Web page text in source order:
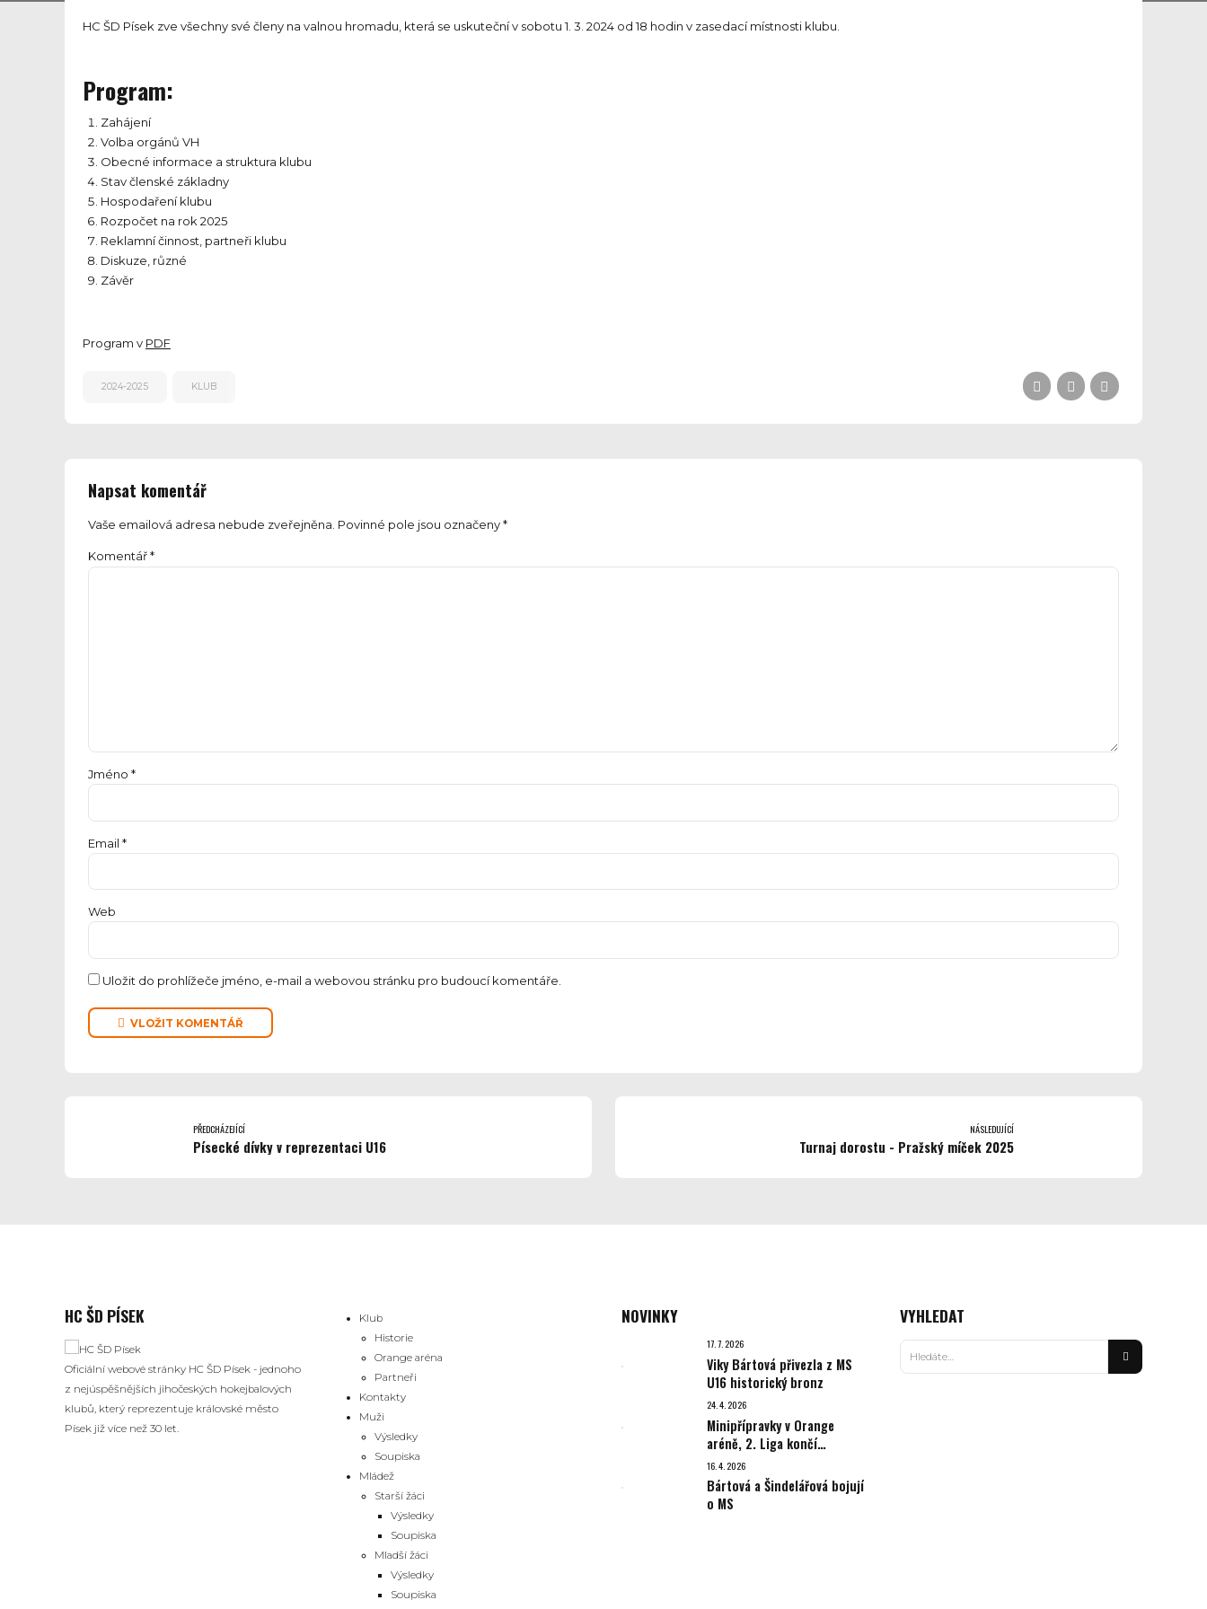
HC ŠD Písek zve všechny své členy na valnou hromadu, která se uskuteční v sobotu 1. 3. 2024 od 18 hodin v zasedací místnosti klubu.
Program:
Zahájení
Volba orgánů VH
Obecné informace a struktura klubu
Stav členské základny
Hospodaření klubu
Rozpočet na rok 2025
Reklamní činnost, partneři klubu
Diskuze, různé
Závěr
Program v PDF
2024-2025 KLUB
Napsat komentář
Vaše emailová adresa nebude zveřejněna. Povinné pole jsou označeny *
Komentář*
Jméno *
Email *
Web
Uložit do prohlížeče jméno, e-mail a webovou stránku pro budoucí komentáře.
VLOŽIT KOMENTÁŘ
PŘEDCHÁZEJÍCÍ
Písecké dívky v reprezentaci U16
NÁSLEDUJÍCÍ
Turnaj dorostu - Pražský míček 2025
HC ŠD PÍSEK
Oficiální webové stránky HC ŠD Písek - jednoho
z nejúspěšnějších jihočeských hokejbalových
klubů, který reprezentuje královské město
Písek již více než 30 let.
Klub
Historie
Orange aréna
Partneři
Kontakty
Muži
Výsledky
Soupiska
Mládež
Starší žáci
Výsledky
Soupiska
Mladší žáci
Výsledky
Soupiska
NOVINKY
17. 7. 2026
Viky Bártová přivezla z MS
U16 historický bronz
24. 4. 2026
Minipřípravky v Orange
aréně, 2. Liga končí
základní část
16. 4. 2026
Bártová a Šindelářová bojují
o MS
VYHLEDAT